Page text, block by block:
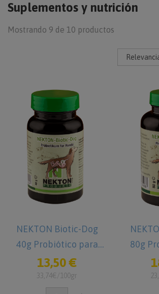
Suplementos y nutrición
Mostrando 9 de 10 productos
NEKTON Biotic-Dog
40g Probiótico para
Perros
13,50 €
33,74€/100gr
80g